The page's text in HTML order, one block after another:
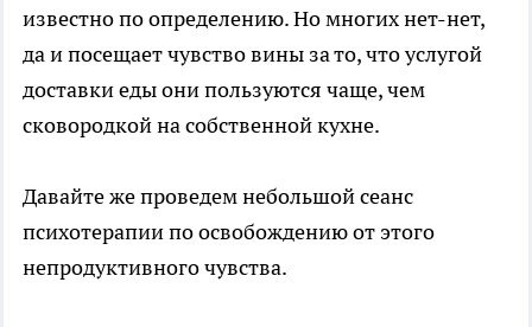
известно по определению. Но многих нет-нет,
да и посещает чувство вины за то, что услугой
доставки еды они пользуются чаще, чем
сковородкой на собственной кухне.
Давайте же проведем небольшой сеанс
психотерапии по освобождению от этого
непродуктивного чувства.